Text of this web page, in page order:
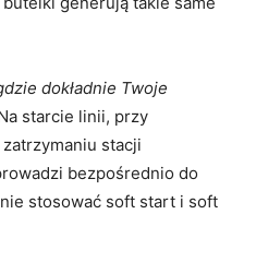
dokładnie Twoje
starcie linii, przy
stacji
bezpośrednio do
stosować soft start i soft